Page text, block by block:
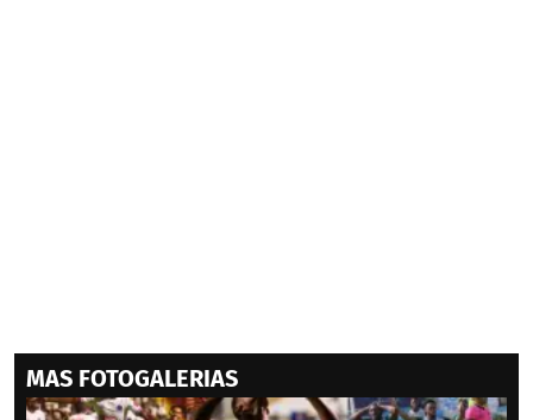
MAS FOTOGALERIAS